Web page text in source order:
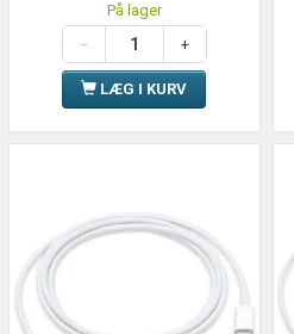
På lager
LÆG I KURV